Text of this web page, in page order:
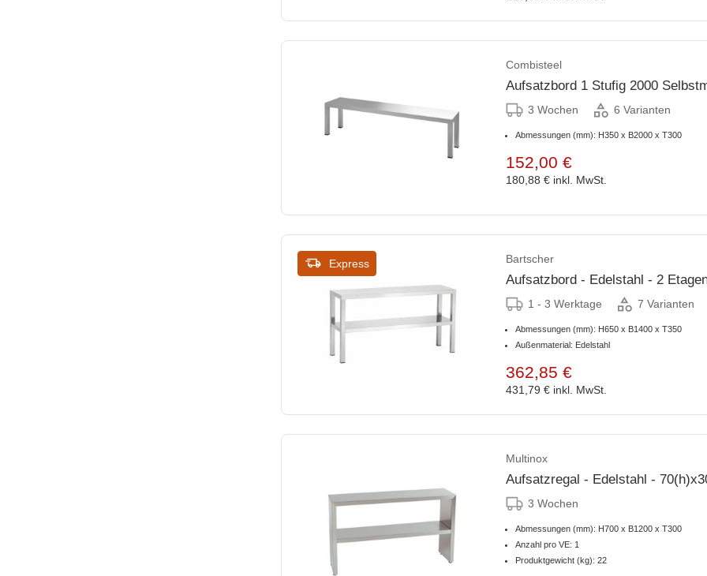
Combisteel
Aufsatzbord 1 Stufig 2000
3 Wochen 6 Varianten
Abmessungen (mm): H350 x B2000 x T300
152,00 €
180,88 € inkl. MwSt.
Express Bartscher
Aufsatzbord - Edelstahl - 2
1 - 3 Werktage 7 Varianten
Abmessungen (mm): H650 x B1400 x T350
Außenmaterial: Edelstahl
362,85 €
431,79 € inkl. MwSt.
Multinox
Aufsatzregal - Edelstahl -
3 Wochen
Abmessungen (mm): H700 x B1200 x T300
Anzahl pro VE: 1
Produktgewicht (kg): 22